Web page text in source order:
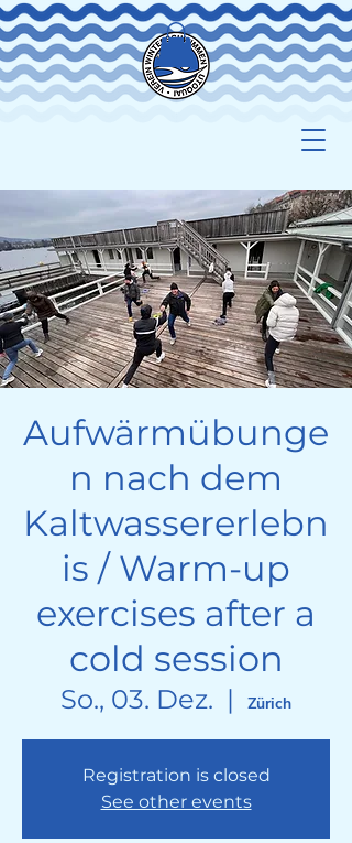
Aufwärmübunge
n nach dem
Kaltwassererlebn
is / Warm-up
exercises after a
cold session
So., 03. Dez.
  |
Zürich
Registration is closed
See other events